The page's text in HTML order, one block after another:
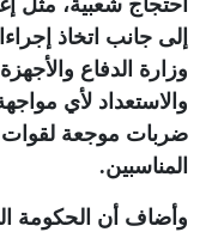
احتجاج شعبية، مثل
إلى جانب اتخاذ
وزارة الدفاع
والاستعداد لأي
ضربات موجعة لقوات
المناسبين.
وأضاف أن الحكومة